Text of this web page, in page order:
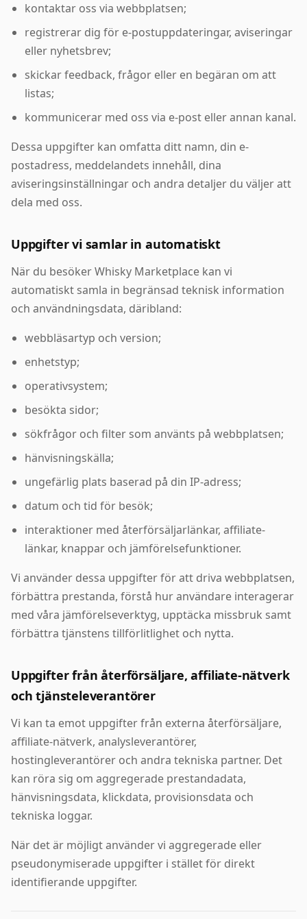
kontaktar oss via webbplatsen;
registrerar dig för e-postuppdateringar, aviseringar
eller nyhetsbrev;
skickar feedback, frågor eller en begäran om att
listas;
kommunicerar med oss via e-post eller annan kanal.
Dessa uppgifter kan omfatta ditt namn, din e-
postadress, meddelandets innehåll, dina
aviseringsinställningar och andra detaljer du väljer att
dela med oss.
Uppgifter vi samlar in automatiskt
När du besöker Whisky Marketplace kan vi
automatiskt samla in begränsad teknisk information
och användningsdata, däribland:
webbläsartyp och version;
enhetstyp;
operativsystem;
besökta sidor;
sökfrågor och filter som använts på webbplatsen;
hänvisningskälla;
ungefärlig plats baserad på din IP-adress;
datum och tid för besök;
interaktioner med återförsäljarlänkar, affiliate-
länkar, knappar och jämförelsefunktioner.
Vi använder dessa uppgifter för att driva webbplatsen,
förbättra prestanda, förstå hur användare interagerar
med våra jämförelseverktyg, upptäcka missbruk samt
förbättra tjänstens tillförlitlighet och nytta.
Uppgifter från återförsäljare, affiliate-nätverk
och tjänsteleverantörer
Vi kan ta emot uppgifter från externa återförsäljare,
affiliate-nätverk, analysleverantörer,
hostingleverantörer och andra tekniska partner. Det
kan röra sig om aggregerade prestandadata,
hänvisningsdata, klickdata, provisionsdata och
tekniska loggar.
När det är möjligt använder vi aggregerade eller
pseudonymiserade uppgifter i stället för direkt
identifierande uppgifter.